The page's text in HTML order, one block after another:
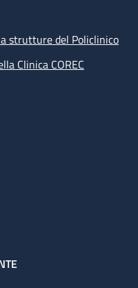
strutture del Policlinico
Clinica COREC